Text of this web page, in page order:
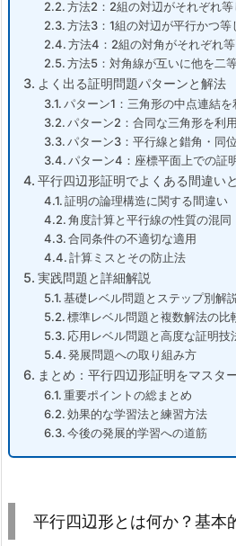
方法2：2組の対辺がそれぞれ
方法3：1組の対辺が平行かつ等
方法4：2組の対角がそれぞれ
方法5：対角線が互いに他を二
よく出る証明問題パターンと解法
パターン1：三角形の中点連結を
パターン2：合同な三角形を利
パターン3：平行線と錯角・同
パターン4：座標平面上での証
平行四辺形証明でよくある間違い
証明の論理構造に関する間違い
角度計算と平行線の性質の混同
合同条件の不適切な適用
計算ミスとその防止法
実践問題と詳細解説
基礎レベル問題とステップ別解説
標準レベル問題と複数解法の比
応用レベル問題と高度な証明技
発展問題への取り組み方
まとめ：平行四辺形証明をマスタ
重要ポイントの総まとめ
効果的な学習法と練習方法
今後の発展的学習への道筋
平行四辺形とは何か？基本